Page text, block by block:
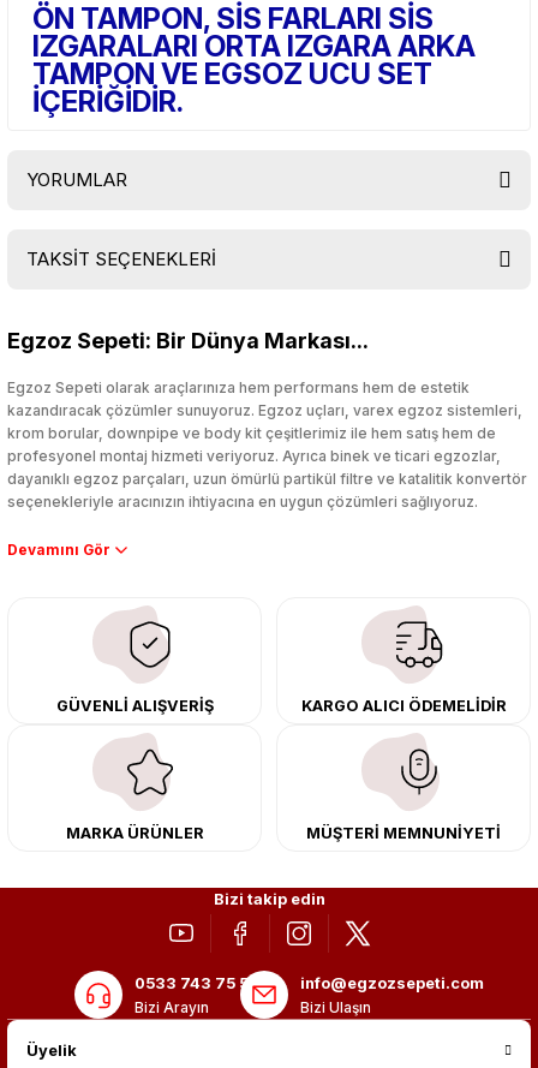
ÖN TAMPON, SİS FARLARI SİS
IZGARALARI ORTA IZGARA ARKA
TAMPON VE EGSOZ UCU SET
İÇERİĞİDİR.
YORUMLAR
TAKSİT SEÇENEKLERİ
Egzoz Sepeti: Bir Dünya Markası...
Egzoz Sepeti olarak araçlarınıza hem performans hem de estetik
kazandıracak çözümler sunuyoruz. Egzoz uçları, varex egzoz sistemleri,
krom borular, downpipe ve body kit çeşitlerimiz ile hem satış hem de
profesyonel montaj hizmeti veriyoruz. Ayrıca binek ve ticari egzozlar,
dayanıklı egzoz parçaları, uzun ömürlü partikül filtre ve katalitik konvertör
seçenekleriyle aracınızın ihtiyacına en uygun çözümleri sağlıyoruz.
Performans artışı isteyen sürücüler için özel performans egzozları ve
çıkma orijinal ürünler ile yenileyebilir, body kit uygulamalarıyla aracınızın
tasarımını ve aerodinamisini üst seviyeye taşıyabilirsiniz.
Tüm ürünlerimiz orijinal, dayanıklı ve uzun ömürlüdür. İstanbul’daki montaj
merkezimizde profesyonel montaj yapıyor, Türkiye’nin her yerine güvenli
kargo ile teslimat gerçekleştiriyoruz. Aracınıza değer katmak için doğru
adres: Egzoz Sepeti.
GÜVENLİ ALIŞVERİŞ KARGO ALICI ÖDEMELİDİR
MARKA ÜRÜNLER MÜŞTERİ MEMNUNİYETİ
Bizi takip edin
0533 743 75 56
Bizi Arayın
info@egzozsepeti.com
Bizi Ulaşın
Üyelik